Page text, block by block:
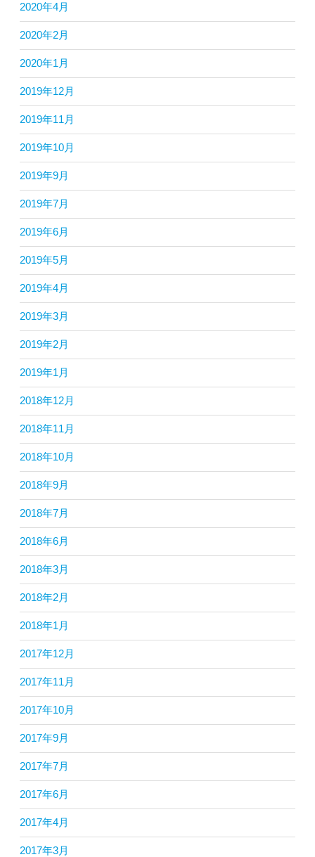
2020年4月
2020年2月
2020年1月
2019年12月
2019年11月
2019年10月
2019年9月
2019年7月
2019年6月
2019年5月
2019年4月
2019年3月
2019年2月
2019年1月
2018年12月
2018年11月
2018年10月
2018年9月
2018年7月
2018年6月
2018年3月
2018年2月
2018年1月
2017年12月
2017年11月
2017年10月
2017年9月
2017年7月
2017年6月
2017年4月
2017年3月